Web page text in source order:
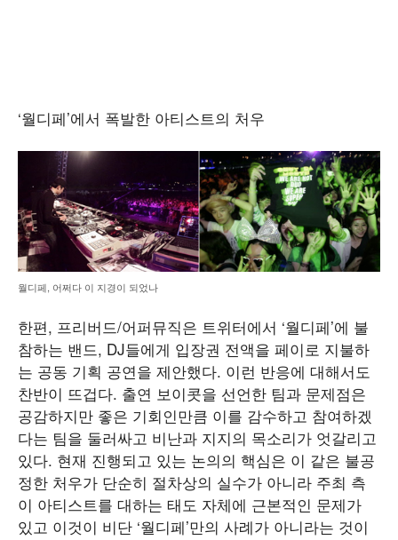
‘월디페’에서 폭발한 아티스트의 처우
월디페, 어쩌다 이 지경이 되었나
한편, 프리버드/어퍼뮤직은 트위터에서 ‘월디페’에 불
참하는 밴드, DJ들에게 입장권 전액을 페이로 지불하
는 공동 기획 공연을 제안했다. 이런 반응에 대해서도
찬반이 뜨겁다. 출연 보이콧을 선언한 팀과 문제점은
공감하지만 좋은 기회인만큼 이를 감수하고 참여하겠
다는 팀을 둘러싸고 비난과 지지의 목소리가 엇갈리고
있다. 현재 진행되고 있는 논의의 핵심은 이 같은 불공
정한 처우가 단순히 절차상의 실수가 아니라 주최 측
이 아티스트를 대하는 태도 자체에 근본적인 문제가
있고 이것이 비단 ‘월디페’만의 사례가 아니라는 것이